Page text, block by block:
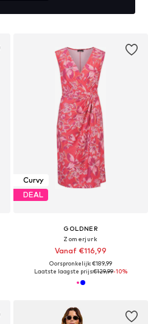
Curvy
DEAL
GOLDNER
Zomerjurk
Vanaf €116,99
Oorspronkelijk: €189,99
Laatste laagste prijs:€129,99-10%